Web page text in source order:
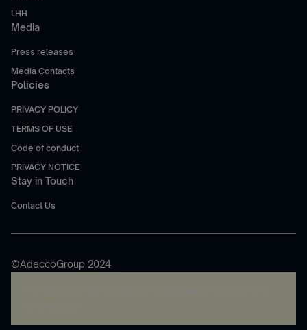
LHH
Media
Press releases
Media Contacts
Policies
PRIVACY POLICY
TERMS OF USE
Code of conduct
PRIVACY NOTICE
Stay in Touch
Contact Us
©AdeccoGroup 2024